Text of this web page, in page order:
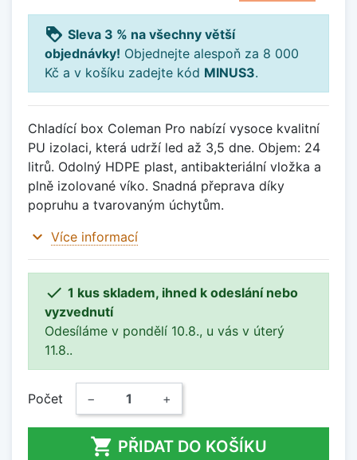
loyalty Sleva 3 % na všechny větší
objednávky! Objednejte alespoň za 8 000
Kč a v košíku zadejte kód MINUS3.
Chladící box Coleman Pro nabízí vysoce kvalitní
PU izolaci, která udrží led až 3,5 dne. Objem: 24
litrů. Odolný HDPE plast, antibakteriální vložka a
plně izolované víko. Snadná přeprava díky
popruhu a tvarovaným úchytům.
expand_more Více informací
 1 kus skladem, ihned k odeslání nebo
vyzvednutí
Odesíláme v pondělí 10.8., u vás v úterý
11.8..
Počet − +
 PŘIDAT DO KOŠÍKU